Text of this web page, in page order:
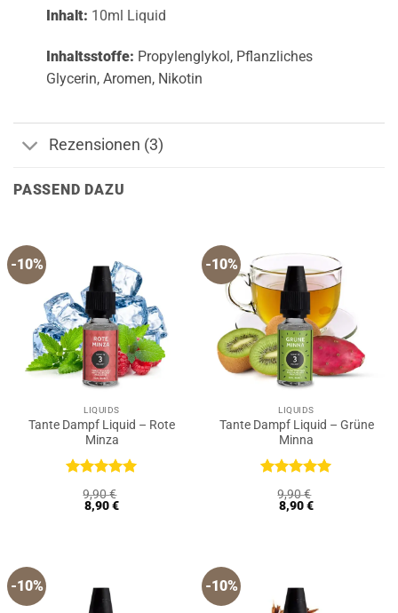
Inhalt: 10ml Liquid
Inhaltsstoffe: Propylenglykol, Pflanzliches
Glycerin, Aromen, Nikotin
Rezensionen (3)
PASSEND DAZU
-10%
LIQUIDS
Tante Dampf Liquid – Rote
Minza
Bewertet
mit5von
9,90€
8,90€
-10%
LIQUIDS
Tante Dampf Liquid – Grüne
Minna
Bewertet
mit5von
9,90€
8,90€
-10% -10%